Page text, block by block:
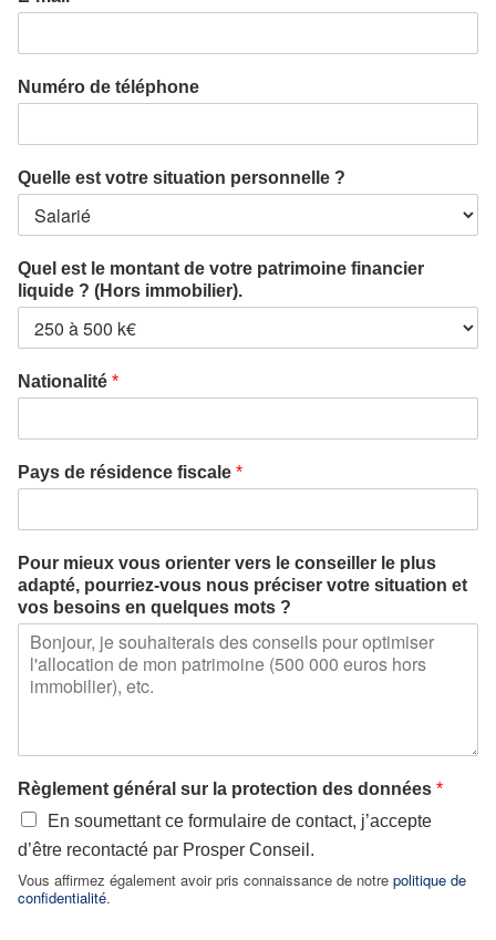
Numéro de téléphone
Quelle est votre situation personnelle ?
Quel est le montant de votre patrimoine financier
liquide ? (Hors immobilier).
Nationalité *
Pays de résidence fiscale *
Pour mieux vous orienter vers le conseiller le plus
adapté, pourriez-vous nous préciser votre situation et
vos besoins en quelques mots ?
Règlement général sur la protection des données *
En soumettant ce formulaire de contact, j’accepte
d’être recontacté par Prosper Conseil.
Vous affirmez également avoir pris connaissance de notre politique de
confidentialité.